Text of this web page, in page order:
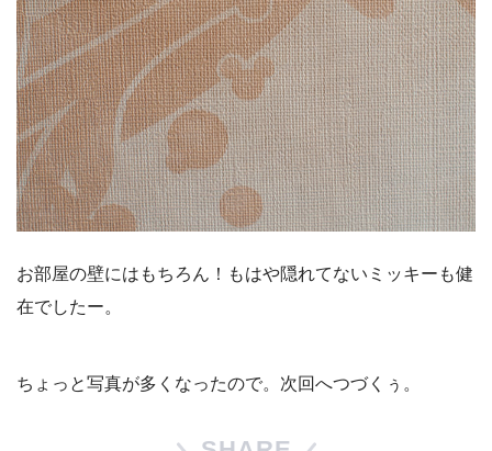
お部屋の壁にはもちろん！もはや隠れてないミッキーも健
在でしたー。
ちょっと写真が多くなったので。次回へつづくぅ。